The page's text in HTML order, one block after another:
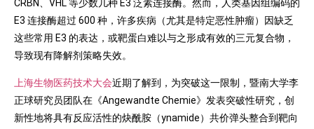
CRBN、VHL 等少数几种 E3 泛素连接酶。然而，人类基因组编码的
E3 连接酶超过 600 种，许多疾病（尤其是特定恶性肿瘤）因缺乏
这些常用 E3 的表达，或靶蛋白难以与之形成有效的三元复合物，
导致现有降解剂策略失效。
上海生物医药技术大会近期了解到，为突破这一限制，暨南大学李
正球研究员团队在《Angewandte Chemie》发表突破性研究，创
新性地将具有反应活性的炔酰胺（ynamide）共价弹头整合到靶向